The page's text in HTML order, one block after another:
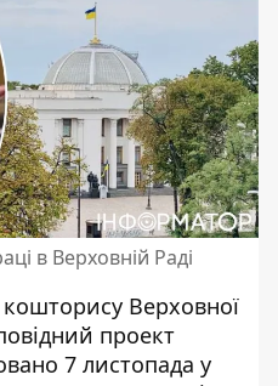
в Верховній Раді
Верховної
проект
7 листопада у